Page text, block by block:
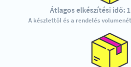
Átlagos elkészítési idő:
A készlettől és a rendelés